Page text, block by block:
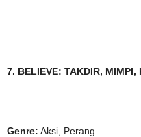
7. BELIEVE: TAKDIR,
Genre: Aksi, Perang